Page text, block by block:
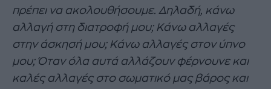
πρέπει να ακολουθήσουμε. Δηλαδή, κάνω
αλλαγή στη διατροφή μου; Κάνω αλλαγές
στην άσκησή μου; Κάνω αλλαγές στον ύπνο
μου; Όταν όλα αυτά αλλάζουν φέρνουνε και
καλές αλλαγές στο σωματικό μας βάρος και